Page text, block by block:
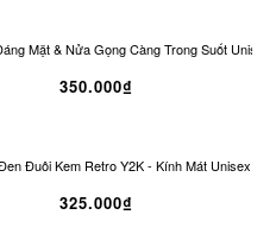
Mặt & Nửa Gọng Càng Trong Suốt
350.000₫
Đuôi Kem Retro Y2K - Kính Mát Unisex
325.000₫